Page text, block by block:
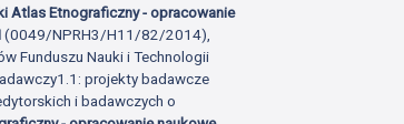
Atlas Etnograficzny - opracowanie
(0049/NPRH3/H11/82/2014),
Funduszu Nauki i Technologii
projekty badawcze
i badawczych o